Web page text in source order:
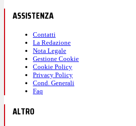
ASSISTENZA
Contatti
La Redazione
Nota Legale
Gestione Cookie
Cookie Policy
Privacy Policy
Cond. Generali
Faq
ALTRO